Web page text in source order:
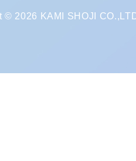
© 2026 KAMI SHOJI